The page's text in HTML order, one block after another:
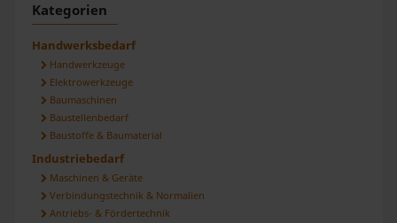
Kategorien
Handwerksbedarf
Handwerkzeuge
Elektrowerkzeuge
Baumaschinen
Baustellenbedarf
Baustoffe & Baumaterial
Industriebedarf
Maschinen & Geräte
Verbindungstechnik & Normalien
Antriebs- & Fördertechnik